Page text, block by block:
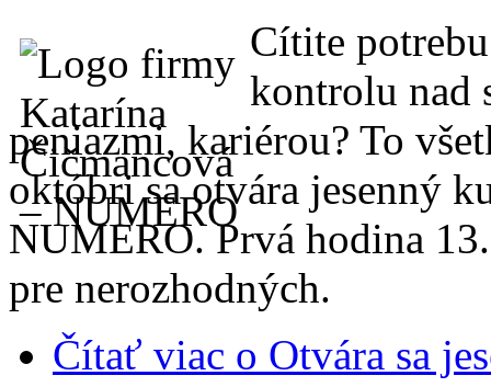
Cítite
kontrolu nad
peniazmi, kariérou? To
októbri sa otvára jesenný
NUMERO. Prvá hodina
pre nerozhodných.
Čítať viac o Otvára sa